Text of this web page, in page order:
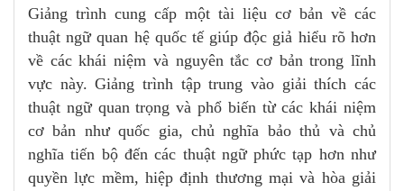
Giảng trình cung cấp một tài liệu cơ bản về các
thuật ngữ quan hệ quốc tế giúp độc giả hiểu rõ hơn
về các khái niệm và nguyên tắc cơ bản trong lĩnh
vực này. Giảng trình tập trung vào giải thích các
thuật ngữ quan trọng và phổ biến từ các khái niệm
cơ bản như quốc gia, chủ nghĩa bảo thủ và chủ
nghĩa tiến bộ đến các thuật ngữ phức tạp hơn như
quyền lực mềm, hiệp định thương mại và hòa giải